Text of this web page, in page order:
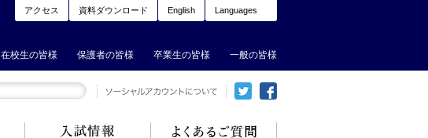
在校生の皆様 保護者の皆様 卒業生の皆様 一般の皆様
アクセス 資料ダウンロード English Languages